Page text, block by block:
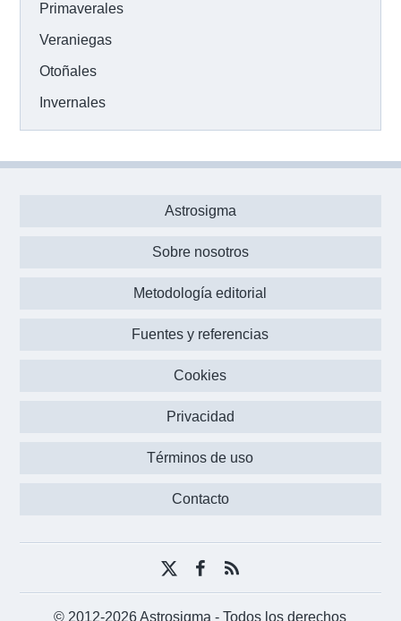
Primaverales
Veraniegas
Otoñales
Invernales
Astrosigma
Sobre nosotros
Metodología editorial
Fuentes y referencias
Cookies
Privacidad
Términos de uso
Contacto
(Twitter)
Facebook
RSS
© 2012-2026 Astrosigma - Todos los derechos